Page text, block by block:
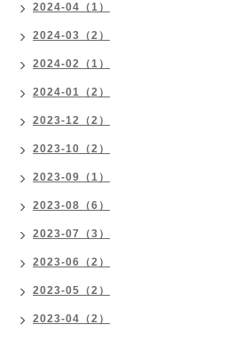
2024-04（1）
2024-03（2）
2024-02（1）
2024-01（2）
2023-12（2）
2023-10（2）
2023-09（1）
2023-08（6）
2023-07（3）
2023-06（2）
2023-05（2）
2023-04（2）